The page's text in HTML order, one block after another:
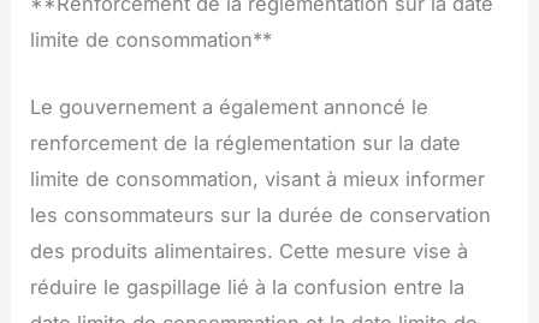
limite de consommation**
Le gouvernement a également annoncé le
renforcement de la réglementation sur la date
limite de consommation, visant à mieux informer
les consommateurs sur la durée de conservation
des produits alimentaires. Cette mesure vise à
réduire le gaspillage lié à la confusion entre la